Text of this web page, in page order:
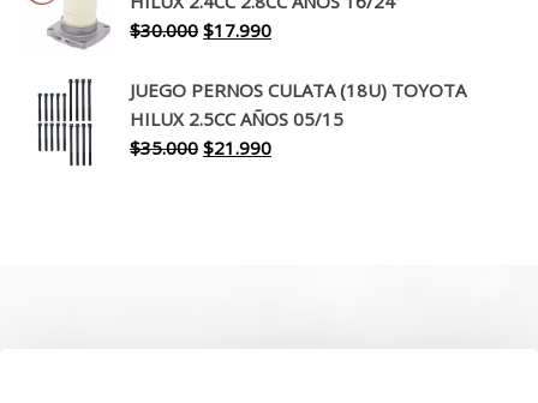
$260.000.
$30.000 El
original
era:
$30.000.
$17.990El
actual
es:
$17.990.
JUEGO PERNOS CULATA (18U) TOYOTA
HILUX 2.5CC AÑOS 05/15
$35.000 El
$21.990El